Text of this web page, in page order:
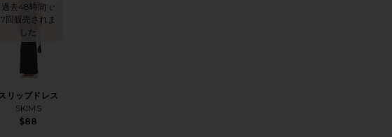
過去48時間で
7回販売されま
した
リップドレス
SKIMS
$88